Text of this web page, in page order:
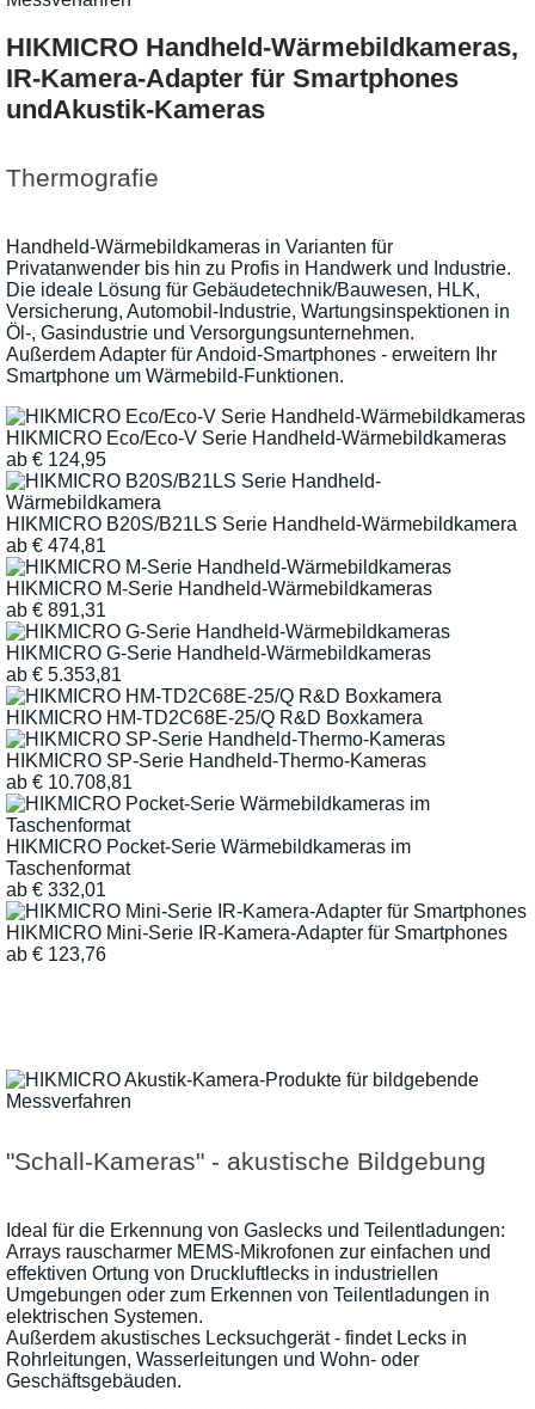
HIKMICRO Handheld-Wärmebildkameras,
IR-Kamera-Adapter für Smartphones
undAkustik-Kameras
Thermografie
Handheld-Wärmebildkameras in Varianten für
Privatanwender bis hin zu Profis in Handwerk und Industrie.
Die ideale Lösung für Gebäudetechnik/Bauwesen, HLK,
Versicherung, Automobil-Industrie, Wartungsinspektionen in
Öl-, Gasindustrie und Versorgungsunternehmen.
Außerdem Adapter für Andoid-Smartphones - erweitern Ihr
Smartphone um Wärmebild-Funktionen.
HIKMICRO Eco/Eco-V Serie Handheld-Wärmebildkameras
ab € 124,95
HIKMICRO B20S/B21LS Serie Handheld-Wärmebildkamera
ab € 474,81
HIKMICRO M-Serie Handheld-Wärmebildkameras
ab € 891,31
HIKMICRO G-Serie Handheld-Wärmebildkameras
ab € 5.353,81
HIKMICRO HM-TD2C68E-25/Q R&D Boxkamera
HIKMICRO SP-Serie Handheld-Thermo-Kameras
ab € 10.708,81
HIKMICRO Pocket-Serie Wärmebildkameras im
Taschenformat
ab € 332,01
HIKMICRO Mini-Serie IR-Kamera-Adapter für Smartphones
ab € 123,76
"Schall-Kameras" - akustische Bildgebung
Ideal für die Erkennung von Gaslecks und Teilentladungen:
Arrays rauscharmer MEMS-Mikrofonen zur einfachen und
effektiven Ortung von Druckluftlecks in industriellen
Umgebungen oder zum Erkennen von Teilentladungen in
elektrischen Systemen.
Außerdem akustisches Lecksuchgerät - findet Lecks in
Rohrleitungen, Wasserleitungen und Wohn- oder
Geschäftsgebäuden.